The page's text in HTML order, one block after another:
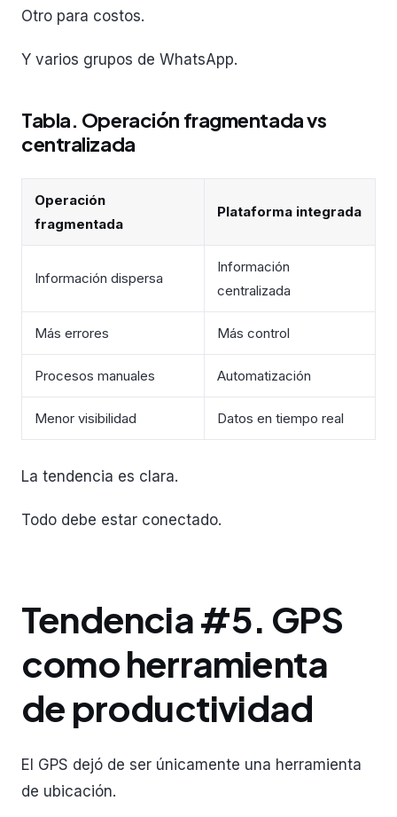
Otro para costos.
Y varios grupos de WhatsApp.
Tabla. Operación fragmentada vs
centralizada
Operación
fragmentada
Plataforma integrada
Información dispersa
Información
centralizada
Más errores Más control
Procesos manuales Automatización
Menor visibilidad Datos en tiempo real
La tendencia es clara.
Todo debe estar conectado.
Tendencia #5. GPS
como herramienta
de productividad
El GPS dejó de ser únicamente una herramienta
de ubicación.